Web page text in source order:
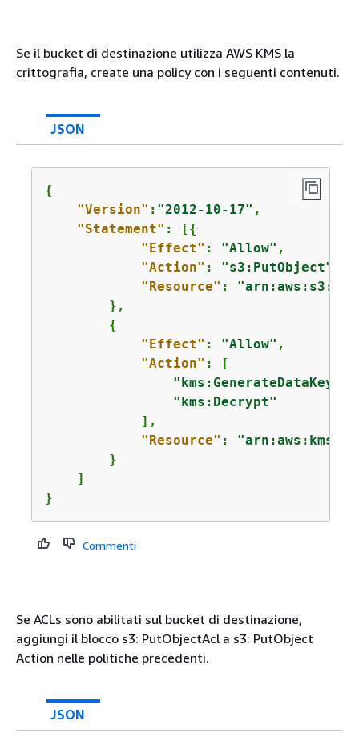
Se il bucket di destinazione utilizza AWS KMS la
crittografia, create una policy con i seguenti contenuti.
JSON
{
"Version" : "2012-10-17" ,
"Statement" : [{
"Effect" : "Allow" ,
"Action" : "s3:PutObject"
"Resource" : "arn:aws:s3:::
        },
{
"Effect" : "Allow" ,
"Action" : [
"kms:GenerateDataKey"
"kms:Decrypt"
            ],
"Resource" : "arn:aws:kms:
        }
    ]
}
Commenti
Se ACLs sono abilitati sul bucket di destinazione,
aggiungi il blocco s3: PutObjectAcl a s3: PutObject
Action nelle politiche precedenti.
JSON